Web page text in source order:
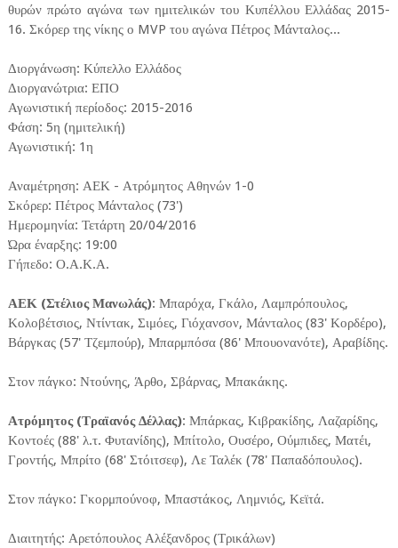
θυρών πρώτο αγώνα των ημιτελικών του Κυπέλλου Ελλάδας 2015-
16. Σκόρερ της νίκης ο MVP του αγώνα Πέτρος Μάνταλος...
Διοργάνωση: Κύπελλο Ελλάδος
Διοργανώτρια: ΕΠΟ
Αγωνιστική περίοδος: 2015-2016
Φάση: 5η (ημιτελική)
Αγωνιστική: 1η
Αναμέτρηση: ΑΕΚ - Ατρόμητος Αθηνών 1-0
Σκόρερ: Πέτρος Μάνταλος (73')
Ημερομηνία: Τετάρτη 20/04/2016
Ώρα έναρξης: 19:00
Γήπεδο: Ο.Α.Κ.Α.
ΑΕΚ (Στέλιος Μανωλάς): Μπαρόχα, Γκάλο, Λαμπρόπουλος,
Κολοβέτσιος, Ντίντακ, Σιμόες, Γιόχανσον, Μάνταλος (83' Κορδέρο),
Βάργκας (57' Τζεμπούρ), Μπαρμπόσα (86' Μπουονανότε), Αραβίδης.
Στον πάγκο: Ντούνης, Άρθο, Σβάρνας, Μπακάκης.
Ατρόμητος (Τραϊανός Δέλλας): Μπάρκας, Κιβρακίδης, Λαζαρίδης,
Κοντοές (88' λ.τ. Φυτανίδης), Μπίτολο, Ουσέρο, Ούμπιδες, Ματέι,
Γροντής, Μπρίτο (68' Στόιτσεφ), Λε Ταλέκ (78' Παπαδόπουλος).
Στον πάγκο: Γκορμπούνοφ, Μπαστάκος, Λημνιός, Κεϊτά.
Διαιτητής: Αρετόπουλος Αλέξανδρος (Τρικάλων)